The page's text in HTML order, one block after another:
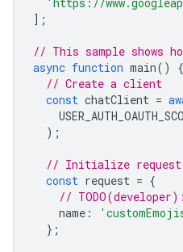
];
// This sample shows
async function main()
{
// Create a client
const chatClient =
);
// Initialize request
const request = {
// TODO(developer):
name :
};